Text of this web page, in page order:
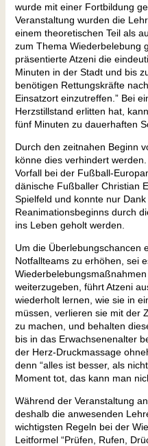
wurde mit einer Fortbildung
Veranstaltung wurden die
einem theoretischen Teil als
zum Thema Wiederbelebung
präsentierte Atzeni die
Minuten in der Stadt und bis
benötigen Rettungskräfte
Einsatzort einzutreffen.” Bei
Herzstillstand erlitten hat,
fünf Minuten zu dauerhaften
Durch den zeitnahen Beginn
könne dies verhindert
Vorfall bei der Fußball-
dänische Fußballer Christian
Spielfeld und konnte nur
Reanimationsbeginns durch
ins Leben geholt werden.
Um die Überlebungschancen
Notfallteams zu erhöhen, sei
weiterzugeben, führt Atzeni
wiederholt lernen, wie sie in
müssen, verlieren sie mit der
zu machen, und behalten
bis in das Erwachsenenalter
der Herz-Druckmassage
denn “alles ist besser, als
Moment tot, das kann man
Während der Veranstaltung
deshalb die anwesenden
wichtigsten Regeln bei der
Leitformel “Prüfen, Rufen,